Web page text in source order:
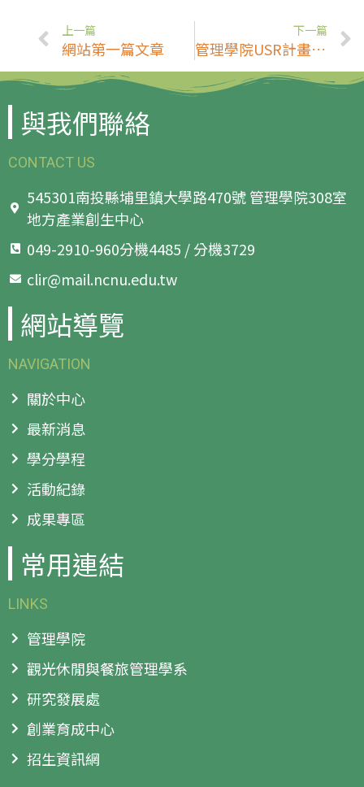
上一篇
網站第一篇文章
下一篇
管理學院USR計畫辦理「兼任助理知能研習工作坊」(5/1)
與我們聯絡
CONTACT US
545301南投縣埔里鎮大學路470號 管理學院308室
地方產業創生中心
049-2910-960分機4485 / 分機3729
clir@mail.ncnu.edu.tw
網站導覽
NAVIGATION
關於中心
最新消息
學分學程
活動紀錄
成果專區
常用連結
LINKS
管理學院
觀光休閒與餐旅管理學系
研究發展處
創業育成中心
招生資訊網